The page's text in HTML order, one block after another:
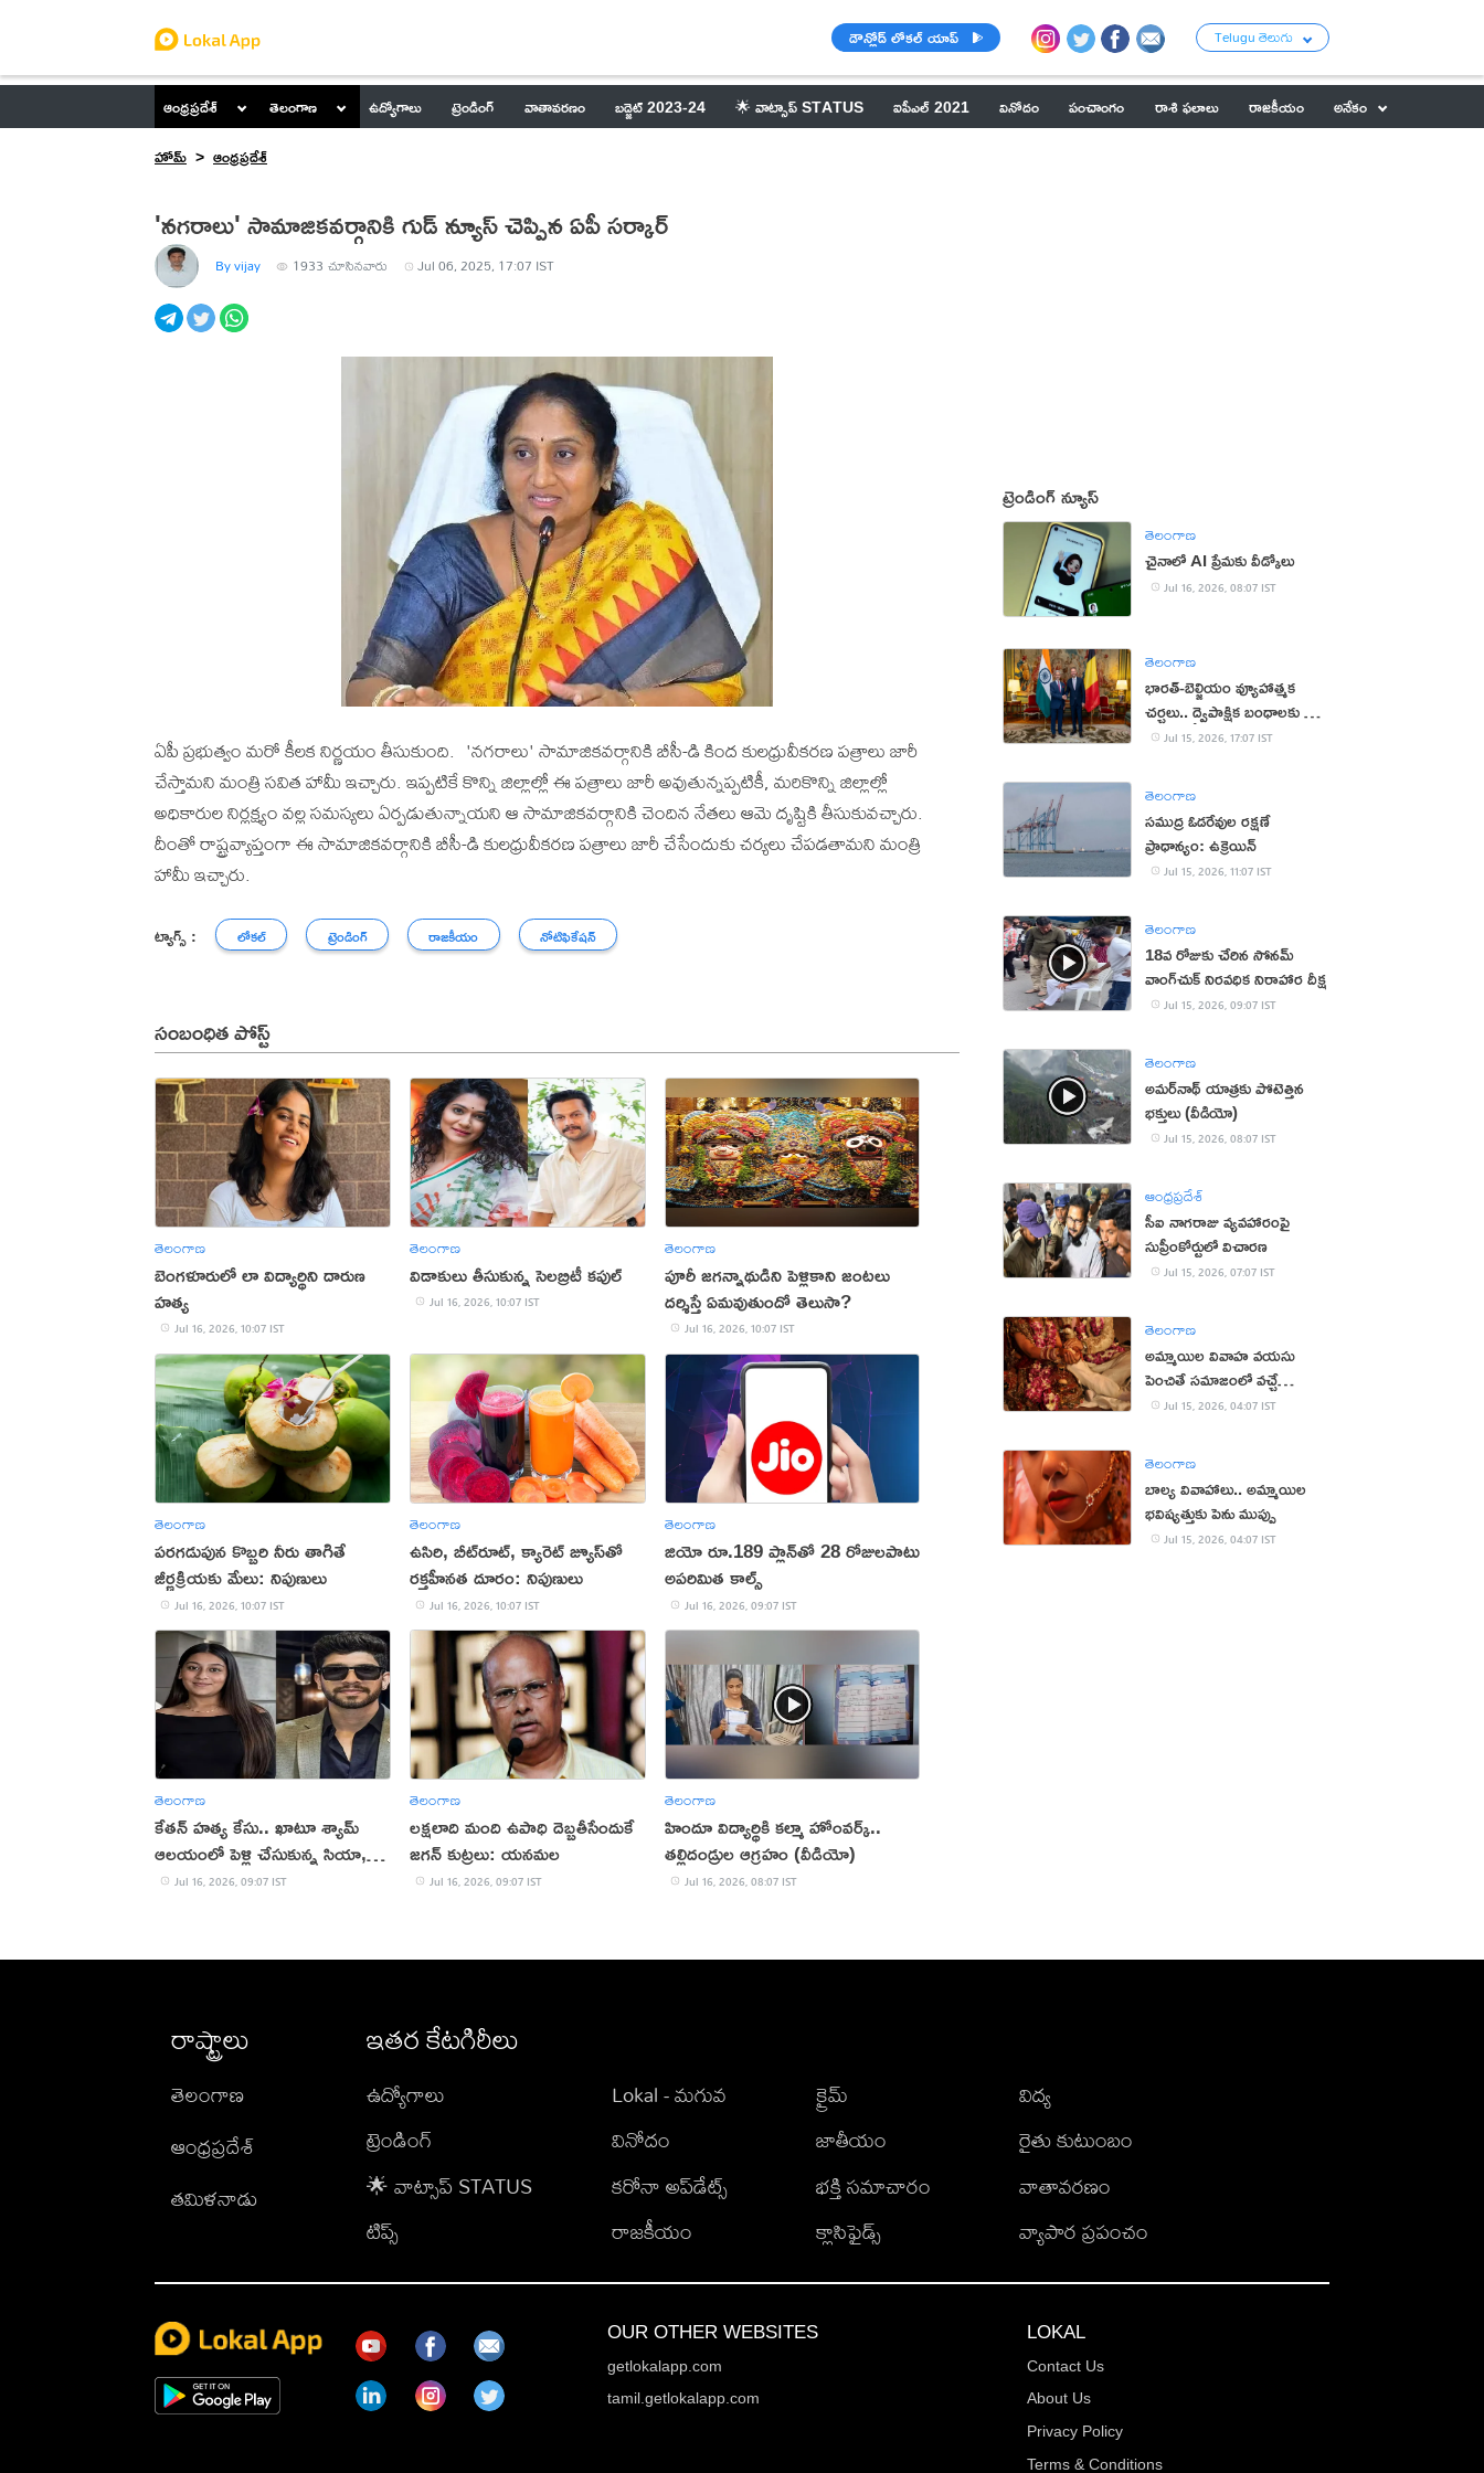
డౌన్లోడ్ లోకల్ యాప్ Telugu తెలుగు
ఆంధ్రప్రదేశ్ తెలంగాణ ఉద్యోగాలు ట్రెండింగ్ వాతావరణం బడ్జెట్ 2023-24 🌟 వాట్సాప్ STATUS ఐపీఎల్ 2021 వినోదం పంచాంగం రాశి ఫలాలు రాజకీయం
అనేకం
హోమ్
ఆంధ్రప్రదేశ్
'నగరాలు' సామాజికవర్గానికి గుడ్ న్యూస్ చెప్పిన ఏపీ సర్కార్
By vijay 1933 చూసినవారు Jul 06, 2025, 17:07 IST
ఏపీ ప్రభుత్వం మరో కీలక నిర్ణయం తీసుకుంది. 'నగరాలు' సామాజికవర్గానికి బీసీ-డి కింద కులధ్రువీకరణ పత్రాలు జారీ
చేస్తామని మంత్రి సవిత హామీ ఇచ్చారు. ఇప్పటికే కొన్ని జిల్లాల్లో ఈ పత్రాలు జారీ అవుతున్నప్పటికీ, మరికొన్ని జిల్లాల్లో
అధికారుల నిర్లక్ష్యం వల్ల సమస్యలు ఏర్పడుతున్నాయని ఆ సామాజికవర్గానికి చెందిన నేతలు ఆమె దృష్టికి తీసుకువచ్చారు.
దీంతో రాష్ట్రవ్యాప్తంగా ఈ సామాజికవర్గానికి బీసీ-డి కులధ్రువీకరణ పత్రాలు జారీ చేసేందుకు చర్యలు చేపడతామని మంత్రి
హామీ ఇచ్చారు.
ట్యాగ్స్ : లోకల్ ట్రెండింగ్ రాజకీయం నోటిఫికేషన్
సంబంధిత పోస్ట్
తెలంగాణ
బెంగళూరులో లా విద్యార్థిని దారుణ
హత్య
Jul 16, 2026, 10:07 IST
తెలంగాణ
విడాకులు తీసుకున్న సెలబ్రిటీ కపుల్
Jul 16, 2026, 10:07 IST
తెలంగాణ
పూరీ జగన్నాథుడిని పెళ్లికాని జంటలు
దర్శిస్తే ఏమవుతుందో తెలుసా?
Jul 16, 2026, 10:07 IST
తెలంగాణ
పరగడుపున కొబ్బరి నీరు తాగితే
జీర్ణక్రియకు మేలు: నిపుణులు
Jul 16, 2026, 10:07 IST
తెలంగాణ
ఉసిరి, బీట్‌రూట్, క్యారెట్ జ్యూస్‌తో
రక్తహీనత దూరం: నిపుణులు
Jul 16, 2026, 10:07 IST
తెలంగాణ
జియో రూ.189 ప్లాన్‌తో 28 రోజులపాటు
అపరిమిత కాల్స్
Jul 16, 2026, 09:07 IST
తెలంగాణ
కేతన్ హత్య కేసు.. ఖాటూ శ్యామ్
ఆలయంలో పెళ్లి చేసుకున్న సియా,
చేతన్‌!
Jul 16, 2026, 09:07 IST
తెలంగాణ
లక్షలాది మంది ఉపాధి దెబ్బతీసేందుకే
జగన్ కుట్రలు: యనమల
Jul 16, 2026, 09:07 IST
తెలంగాణ
హిందూ విద్యార్థికి కల్మా హోంవర్క్..
తల్లిదండ్రుల ఆగ్రహం (వీడియో)
Jul 16, 2026, 08:07 IST
ట్రెండింగ్ న్యూస్
తెలంగాణ
చైనాలో AI ప్రేమకు వీడ్కోలు
Jul 16, 2026, 08:07 IST
తెలంగాణ
భారత్-బెల్జియం వ్యూహాత్మక
చర్చలు.. ద్వైపాక్షిక బంధాలకు కొత్త
ఊపుJul 15, 2026, 17:07 IST
తెలంగాణ
సముద్ర ఓడరేవుల రక్షణే
ప్రాధాన్యం: ఉక్రెయిన్
Jul 15, 2026, 11:07 IST
తెలంగాణ
18వ రోజుకు చేరిన సోనమ్
వాంగ్‌చుక్ నిరవధిక నిరాహార దీక్ష
Jul 15, 2026, 09:07 IST
తెలంగాణ
అమర్‌నాథ్ యాత్రకు పోటెత్తిన
భక్తులు (వీడియో)
Jul 15, 2026, 08:07 IST
ఆంధ్రప్రదేశ్
సీఐ నాగరాజు వ్యవహారంపై
సుప్రీంకోర్టులో విచారణ
Jul 15, 2026, 07:07 IST
తెలంగాణ
అమ్మాయిల వివాహ వయసు
పెంచితే సమాజంలో వచ్చే
మార్పులు ఇవే!
Jul 15, 2026, 04:07 IST
తెలంగాణ
బాల్య వివాహాలు.. అమ్మాయిల
భవిష్యత్తుకు పెను ముప్పు
Jul 15, 2026, 04:07 IST
రాష్ట్రాలు
తెలంగాణ
ఆంధ్రప్రదేశ్
తమిళనాడు
ఇతర కేటగిరీలు
ఉద్యోగాలు
ట్రెండింగ్
🌟 వాట్సాప్ STATUS
టిప్స్
Lokal - మగువ
వినోదం
కరోనా అప్‌డేట్స్
రాజకీయం
క్రైమ్
జాతీయం
భక్తి సమాచారం
క్లాసిఫైడ్స్
విద్య
రైతు కుటుంబం
వాతావరణం
వ్యాపార ప్రపంచం
OUR OTHER WEBSITES
getlokalapp.com
tamil.getlokalapp.com
LOKAL
Contact Us
About Us
Privacy Policy
Terms & Conditions